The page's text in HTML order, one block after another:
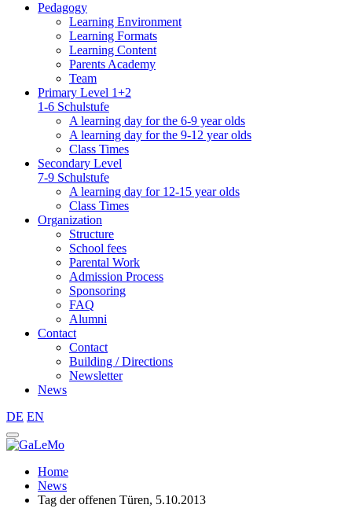
Pedagogy
Learning Environment
Learning Formats
Learning Content
Parents Academy
Team
Primary Level 1+2
1-6 Schulstufe
A learning day for the 6-9 year olds
A learning day for the 9-12 year olds
Class Times
Secondary Level
7-9 Schulstufe
A learning day for 12-15 year olds
Class Times
Organization
Structure
School fees
Parental Work
Admission Process
Sponsoring
FAQ
Alumni
Contact
Contact
Building / Directions
Newsletter
News
DE EN
Home
News
Tag der offenen Türen, 5.10.2013